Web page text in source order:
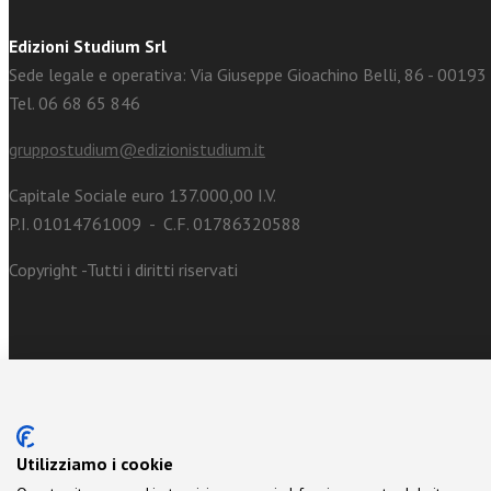
Edizioni Studium Srl
Sede legale e operativa: Via Giuseppe Gioachino Belli, 86 - 00193
Tel. 06 68 65 846
gruppostudium@edizionistudium.it
Capitale Sociale euro 137.000,00 I.V.
P.I. 01014761009 - C.F. 01786320588
Copyright -Tutti i diritti riservati
Utilizziamo i cookie